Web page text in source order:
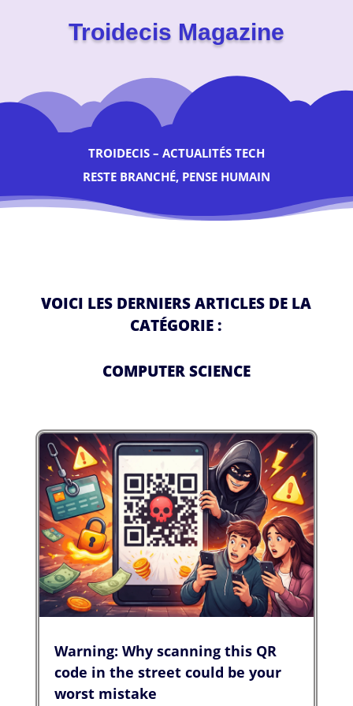
Troidecis Magazine
TROIDECIS – ACTUALITÉS TECH
RESTE BRANCHÉ, PENSE HUMAIN
VOICI LES DERNIERS ARTICLES DE LA
CATÉGORIE :
COMPUTER SCIENCE
Warning: Why scanning this QR
code in the street could be your
worst mistake